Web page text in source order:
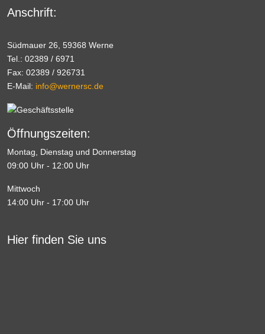
Anschrift:
Südmauer 26, 59368 Werne
Tel.: 02389 / 6971
Fax: 02389 / 926731
E-Mail: info@wernersc.de
Öffnungszeiten:
Montag, Dienstag und Donnerstag
09:00 Uhr - 12:00 Uhr
Mittwoch
14:00 Uhr - 17:00 Uhr
Hier finden Sie uns